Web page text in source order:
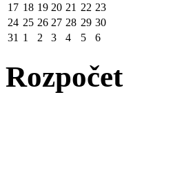
17 18 19 20 21 22 23
24 25 26 27 28 29 30
31 1 2 3 4 5 6
Rozpočet